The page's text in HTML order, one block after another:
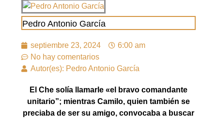
Pedro Antonio García
septiembre 23, 2024
6:00 am
No hay comentarios
Autor(es): Pedro Antonio García
El Che solía llamarle «el bravo comandante
unitario”; mientras Camilo, quien también se
preciaba de ser su amigo, convocaba a buscar